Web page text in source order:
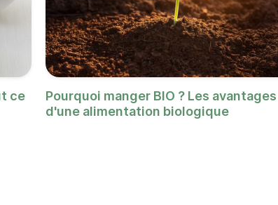
ce
Pourquoi manger BIO ? Les avantages
d'une alimentation biologique